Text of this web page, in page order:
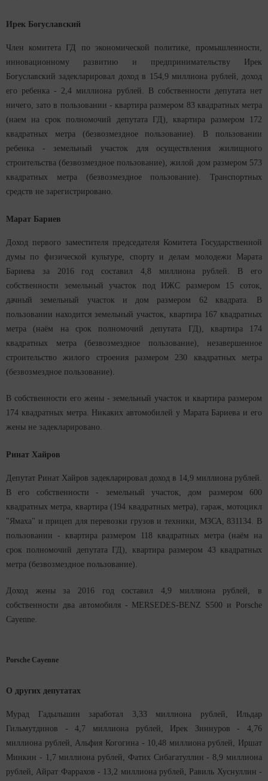
Ирек Богуславский
Член комитета ГД по экономической политике, промышленности,
инновационному развитию и предпринимательству Ирек
Богуславский задекларировал доход в 154,9 миллиона рублей, доход
его ребенка - 2,4 миллиона рублей. В собственности депутата нет
ничего, зато в пользовании - квартира размером 83 квадратных метра
(наем на срок полномочий депутата ГД), квартира размером 172
квадратных метра (безвозмездное пользование). В пользовании
ребенка - земельный участок для осуществления жилищного
строительства (безвозмездное пользование), жилой дом размером 573
квадратных метра (безвозмездное пользование). Транспортных
средств не зарегистрировано.
Марат Бариев
Доход первого заместителя председателя Комитета Государственной
думы по физической культуре, спорту и делам молодежи Марата
Бариева за 2016 год составил 4,8 миллиона рублей. В его
собственности земельный участок под ИЖС размером 15 соток,
дачный земельный участок и дом размером 62 квадрата. В
пользовании находится земельный участок, квартира 167 квадратных
метра (наём на срок полномочий депутата ГД), квартира 174
квадратных метра (безвозмездное пользование), незавершенное
строительство жилого строения размером 230 квадратных метра
(безвозмездное пользование).
В собственности его жены - земельный участок и квартира размером
174 квадратных метра. Никаких автомобилей у Марата Бариева и его
жены не задекларировано.
Ринат Хайров
Депутат Ринат Хайров задекларировал доход в 14,9 миллиона рублей.
В его собственности - земельный участок, дом размером 600
квадратных метра, квартира (194 квадратных метра), гараж, мотоцикл
"Ямаха" и прицеп для перевозки грузов и техники, МЗСА, 831134. В
пользовании - квартира размером 118 квадратных метра (наём на
срок полномочий депутата ГД), квартира размером 43 квадратных
метра (безвозмездное пользование).
Доход жены за 2016 год составил 4,9 миллиона рублей, в
собственности два автомобиля - MERSEDES-BENZ S500 и Porsche
Cayenne.
Porsche Cayenne
О других депутатах
Мурад Гадыльшин заработал 3,33 миллиона рублей, Ильдар
Гильмутдинов - 4,7 миллиона рублей, Ирек Зиннуров - 4,76
миллиона рублей, Альфия Когогина - 10,48 миллиона рублей, Иршат
Минкин - 1,7 миллиона рублей, Фатих Сибагатуллин - 8,9 миллиона
рублей, Айрат Фаррахов - 13,2 миллиона рублей, Равиль Хуснуллин -